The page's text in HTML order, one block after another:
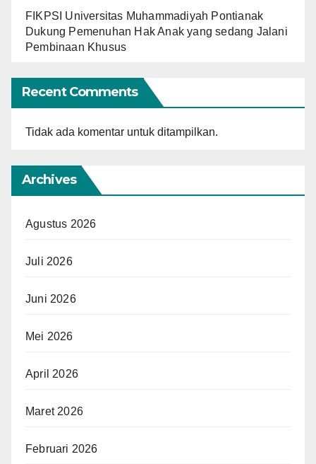
FIKPSI Universitas Muhammadiyah Pontianak
Dukung Pemenuhan Hak Anak yang sedang Jalani
Pembinaan Khusus
Recent Comments
Tidak ada komentar untuk ditampilkan.
Archives
Agustus 2026
Juli 2026
Juni 2026
Mei 2026
April 2026
Maret 2026
Februari 2026